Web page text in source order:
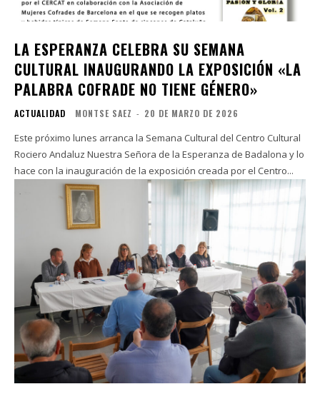
LA ESPERANZA CELEBRA SU SEMANA
CULTURAL INAUGURANDO LA EXPOSICIÓN «LA
PALABRA COFRADE NO TIENE GÉNERO»
ACTUALIDAD MONTSE SAEZ - 20 DE MARZO DE 2026
Este próximo lunes arranca la Semana Cultural del Centro Cultural
Rociero Andaluz Nuestra Señora de la Esperanza de Badalona y lo
hace con la inauguración de la exposición creada por el Centro...